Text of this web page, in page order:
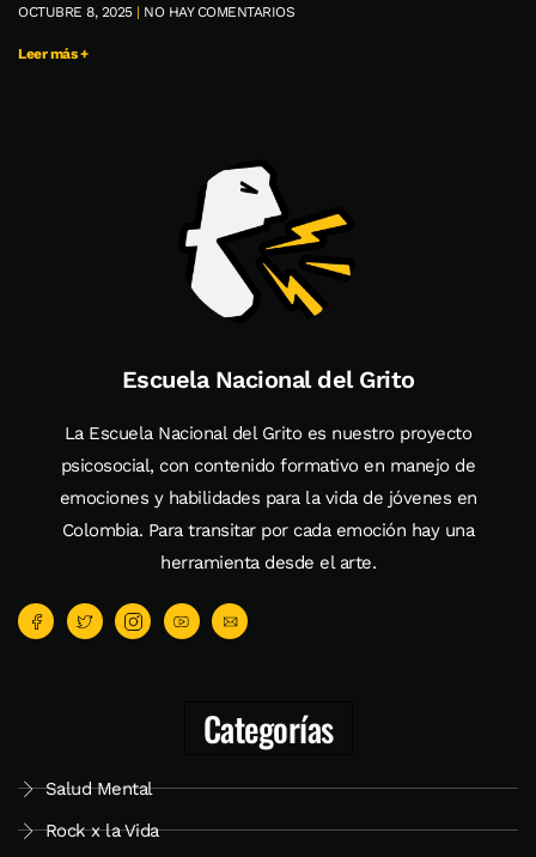
OCTUBRE 8, 2025 NO HAY COMENTARIOS
Leer más +
Escuela Nacional del Grito
La Escuela Nacional del Grito es nuestro proyecto
psicosocial, con contenido formativo en manejo de
emociones y habilidades para la vida de jóvenes en
Colombia. Para transitar por cada emoción hay una
herramienta desde el arte.
Categorías
Salud Mental
Rock x la Vida